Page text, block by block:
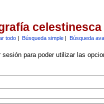
celestinesca
todo| Búsqueda simple| Búsqueda
sesión para poder utilizar las